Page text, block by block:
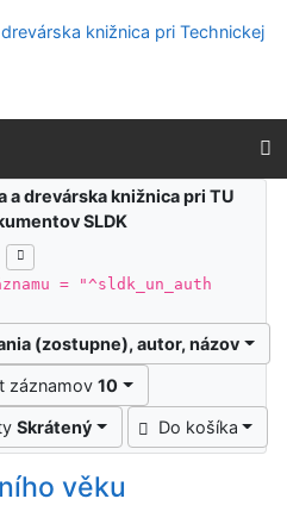
a drevárska knižnica pri TU
SLDK
= "^sldk_un_auth
(zostupne), autor, názov
záznamov10
Skrátený Do košíka
věku